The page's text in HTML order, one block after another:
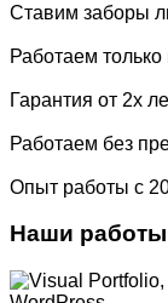
Ставим заборы
Работаем
Гарантия от 2х
Работаем без
Опыт работы с
Наши работы